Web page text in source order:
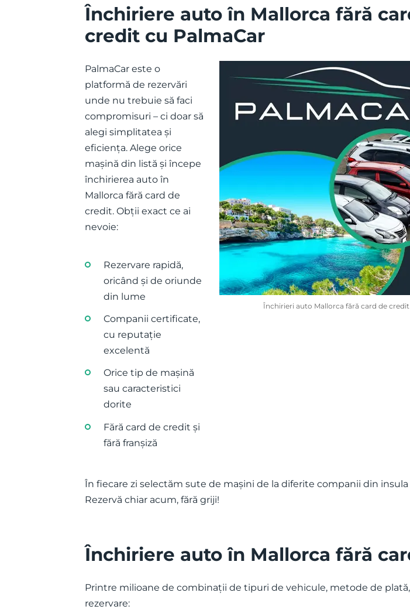
Închiriere auto în Mallorca fără
credit cu PalmaCar
Închirieri auto Mallorca fără card de credit
PalmaCar este o
platformă de rezervări
unde nu trebuie să faci
compromisuri – ci doar să
alegi simplitatea și
eficiența. Alege orice
mașină din listă și începe
închirierea auto în
Mallorca fără card de
credit. Obții exact ce ai
nevoie:
Rezervare rapidă,
oricând și de oriunde
din lume
Companii certificate,
cu reputație
excelentă
Orice tip de mașină
sau caracteristici
dorite
Fără card de credit și
fără franșiză
În fiecare zi selectăm sute de mașini de la diferite companii din
Rezervă chiar acum, fără griji!
Închiriere auto în Mallorca fără
Printre milioane de combinații de tipuri de vehicule, metode de
rezervare: